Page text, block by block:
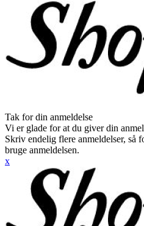
Tak for din anmeldelse
Vi er glade for at du giver din
Skriv endelig flere anmeldelser, så
bruge anmeldelsen.
x